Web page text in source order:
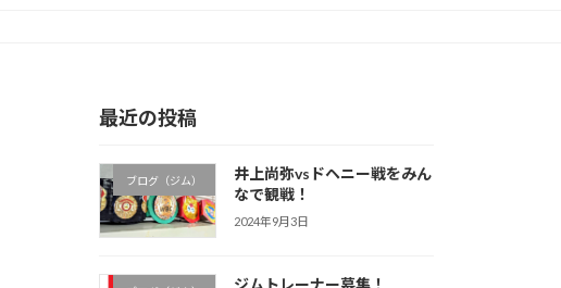
最近の投稿
ブログ（ジム）
井上尚弥vsドヘニー戦をみん
なで観戦！
2024年9月3日
ジムトレーナー募集！